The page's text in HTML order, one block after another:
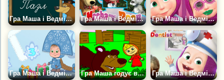
Гра Маша і Ведмідь: Пазл Гра Маша і Ведмідь: Круті Пазли Гра Маша і Ведмідь: Пошук Відмінностей
Гра Маша і Ведмідь - Подарунки Гра Маша годує ведмедя Гра Маша і Ведмідь: Лікувати Зуби